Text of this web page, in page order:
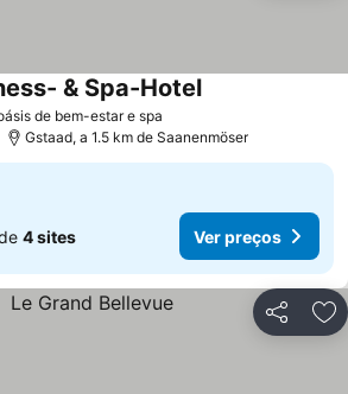
de bem-estar e spa
& Spa-Hotel
Gstaad, a 1.5 km de Saanenmöser
4 sites Ver preços
Partilhar